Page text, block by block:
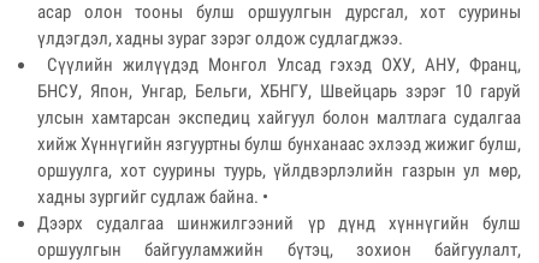
асар олон тооны булш оршуулгын дурсгал, хот суурины
үлдэгдэл, хадны зураг зэрэг олдож судлагджээ.
Сүүлийн жилүүдэд Монгол Улсад гэхэд ОХУ, АНУ, Франц,
БНСУ, Япон, Унгар, Бельги, ХБНГУ, Швейцарь зэрэг 10 гаруй
улсын хамтарсан экспедиц хайгуул болон малтлага судалгаа
хийж Хүннүгийн язгууртны булш бунханаас эхлээд жижиг булш,
оршуулга, хот суурины туурь, үйлдвэрлэлийн газрын ул мөр,
хадны зургийг судлаж байна. •
Дээрх судалгаа шинжилгээний үр дүнд хүннүгийн булш
оршуулгын байгууламжийн бүтэц, зохион байгуулалт,